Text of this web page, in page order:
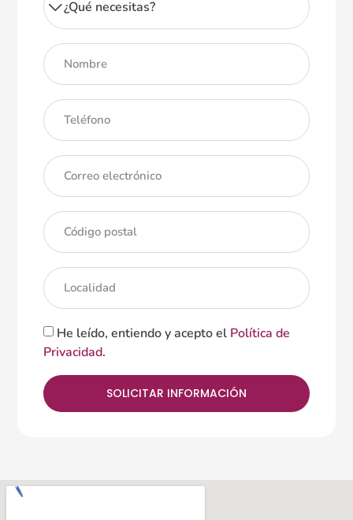
He leído, entiendo y acepto el Política de
Privacidad.
SOLICITAR INFORMACIÓN